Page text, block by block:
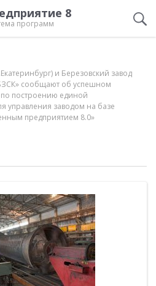
8
программ
и Березовский завод
сообщают об успешном
построению единой
управления заводом на базе
предприятием 8.0»